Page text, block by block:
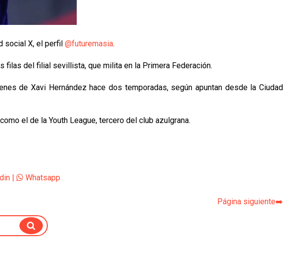
social X, el perfil @futuremasia.
filas del filial sevillista, que milita en la Primera Federación.
de Xavi Hernández hace dos temporadas, según apuntan desde la Ciudad
el de la Youth League, tercero del club azulgrana.
| Whatsapp
Página siguiente➡️